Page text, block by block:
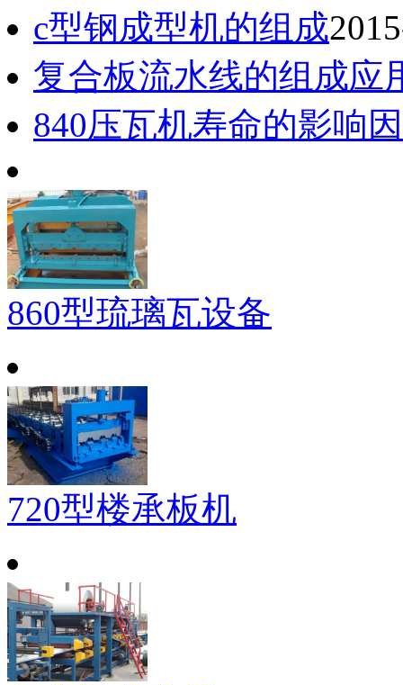
c型钢成型机的组成
复合板流水线的组成应
840压瓦机寿命的影响
860型琉璃瓦设备
720型楼承板机